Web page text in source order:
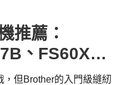
推薦：
、FS60X及
但Brother的入門級縫紉